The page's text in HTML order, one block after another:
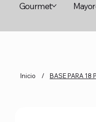
Gourmet
Inicio / BASE PARA 18